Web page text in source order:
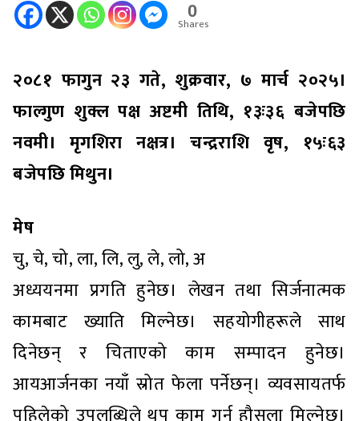
0
Shares
२०८१ फागुन २३ गते, शुक्रवार, ७ मार्च २०२५।
फाल्गुण शुक्ल पक्ष अष्टमी तिथि, १३ः३६ बजेपछि
नवमी। मृगशिरा नक्षत्र। चन्द्रराशि वृष, १५ः६३
बजेपछि मिथुन।
मेष
चु, चे, चो, ला, लि, लु, ले, लो, अ
अध्ययनमा प्रगति हुनेछ। लेखन तथा सिर्जनात्मक
कामबाट ख्याति मिल्नेछ। सहयोगीहरूले साथ
दिनेछन् र चिताएको काम सम्पादन हुनेछ।
आयआर्जनका नयाँ स्रोत फेला पर्नेछन्। व्यवसायतर्फ